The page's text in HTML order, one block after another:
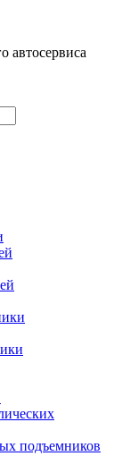
автосервиса
подъемников